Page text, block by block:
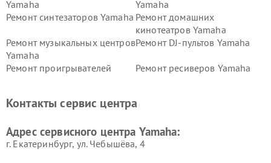
Yamaha
Yamaha
Ремонт синтезаторов Yamaha Ремонт домашних
кинотеатров Yamaha
Ремонт музыкальных центров
Yamaha
Ремонт DJ-пультов Yamaha
Ремонт проигрывателей
Ремонт ресиверов Yamaha
Yamaha
Yamaha
Контакты сервис центра
Адрес сервисного центра Yamaha:
г. Екатеринбург, ул. Чебышёва, 4